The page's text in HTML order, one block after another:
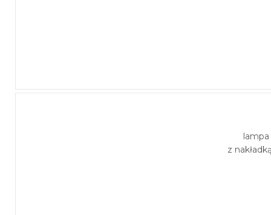
z